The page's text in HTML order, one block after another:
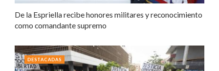
De la Espriella recibe honores militares y reconocimiento
como comandante supremo
DESTACADAS